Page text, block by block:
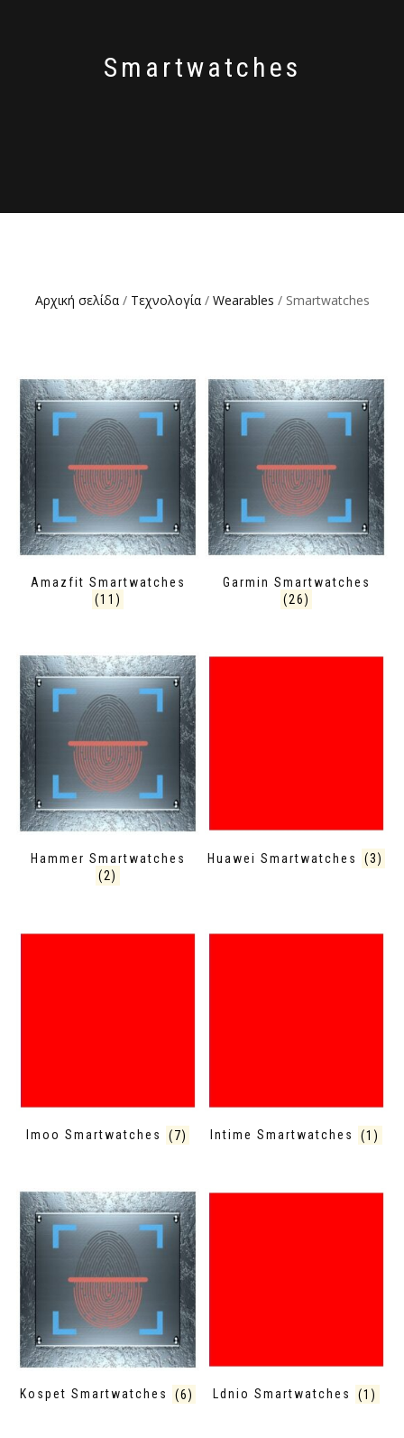
Smartwatches
Αρχική σελίδα/ Τεχνολογία/ Wearables / Smartwatches
Amazfit Smartwatches
(11)
Garmin Smartwatches
(26)
Hammer Smartwatches
(2)
Huawei Smartwatches (3)
Imoo Smartwatches (7) Intime Smartwatches (1)
Kospet Smartwatches (6) Ldnio Smartwatches (1)